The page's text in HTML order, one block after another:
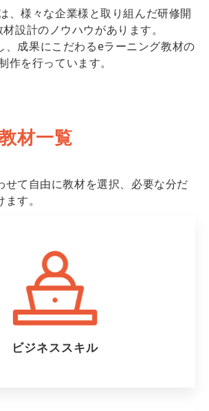
、様々な企業様と取り組んだ研修開
設計のノウハウがあります。
、成果にこだわるeラーニング教材の
作を行っています。
材一覧
せて自由に教材を選択、必要な分だ
す。
ビジネススキル